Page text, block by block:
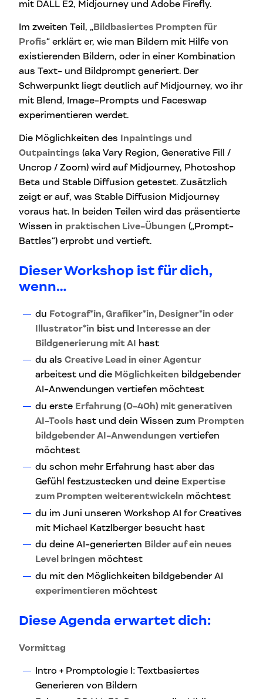
mit DALL E2, Midjourney und Adobe Firefly.
Im zweiten Teil, „Bildbasiertes Prompten für
Profis“ erklärt er, wie man Bildern mit Hilfe von
existierenden Bildern, oder in einer Kombination
aus Text- und Bildprompt generiert. Der
Schwerpunkt liegt deutlich auf Midjourney, wo ihr
mit Blend, Image-Prompts und Faceswap
experimentieren werdet.
Die Möglichkeiten des Inpaintings und
Outpaintings (aka Vary Region, Generative Fill /
Uncrop / Zoom) wird auf Midjourney, Photoshop
Beta und Stable Diffusion getestet. Zusätzlich
zeigt er auf, was Stable Diffusion Midjourney
voraus hat. In beiden Teilen wird das präsentierte
Wissen in praktischen Live-Übungen („Prompt-
Battles“) erprobt und vertieft.
Dieser Workshop ist für dich,
wenn…
du Fotograf*in, Grafiker*in, Designer*in oder
Illustrator*in bist und Interesse an der
Bildgenerierung mit AI hast
du als Creative Lead in einer Agentur
arbeitest und die Möglichkeiten bildgebender
AI-Anwendungen vertiefen möchtest
du erste Erfahrung (0-40h) mit generativen
AI-Tools hast und dein Wissen zum Prompten
bildgebender AI-Anwendungen vertiefen
möchtest
du schon mehr Erfahrung hast aber das
Gefühl festzustecken und deine Expertise
zum Prompten weiterentwickeln möchtest
du im Juni unseren Workshop AI for Creatives
mit Michael Katzlberger besucht hast
du deine AI-generierten Bilder auf ein neues
Level bringen möchtest
du mit den Möglichkeiten bildgebender AI
experimentieren möchtest
Diese Agenda erwartet dich:
Vormittag
Intro + Promptologie I: Textbasiertes
Generieren von Bildern